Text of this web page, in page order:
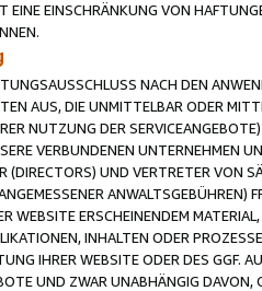
EINE EINSCHRÄNKUNG VON
NACH DEN
AUS, DIE UNMITTELBAR ODER
NUTZUNG DER
VERBUNDENEN UNTERNEHMEN
(DIRECTORS) UND VERTRETER VON
WEBSITE ERSCHEINENDEM
INHALTEN ODER
IHRER WEBSITE ODER DES GGF.
UND ZWAR UNABHÄNGIG